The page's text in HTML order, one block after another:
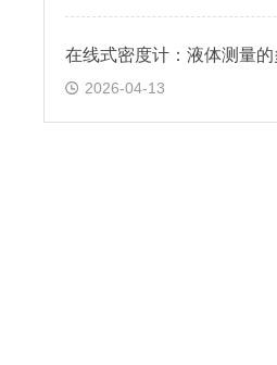
2026-04-13